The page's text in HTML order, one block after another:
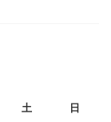
土 日